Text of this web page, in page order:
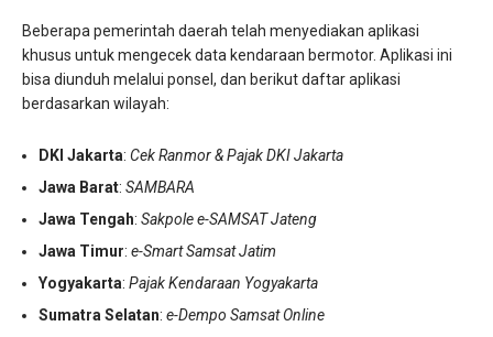
Beberapa pemerintah daerah telah menyediakan aplikasi
khusus untuk mengecek data kendaraan bermotor. Aplikasi ini
bisa diunduh melalui ponsel, dan berikut daftar aplikasi
berdasarkan wilayah:
DKI Jakarta: Cek Ranmor & Pajak DKI Jakarta
Jawa Barat: SAMBARA
Jawa Tengah: Sakpole e-SAMSAT Jateng
Jawa Timur: e-Smart Samsat Jatim
Yogyakarta: Pajak Kendaraan Yogyakarta
Sumatra Selatan: e-Dempo Samsat Online